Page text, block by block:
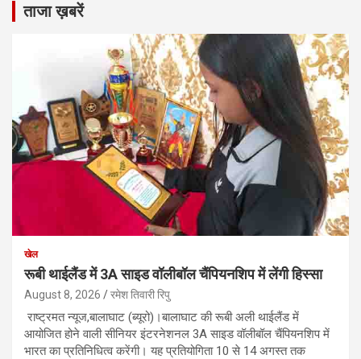
ताजा ख़बरें
खेल
रूबी थाईलैंड में 3A साइड वॉलीबॉल चैंपियनशिप में लेंगी हिस्सा
August 8, 2026 रमेश तिवारी रिपु
राष्ट्रमत न्यूज,बालाघाट (ब्यूरो)।बालाघाट की रूबी अली थाईलैंड में
आयोजित होने वाली सीनियर इंटरनेशनल 3A साइड वॉलीबॉल चैंपियनशिप में
भारत का प्रतिनिधित्व करेंगी। यह प्रतियोगिता 10 से 14 अगस्त तक